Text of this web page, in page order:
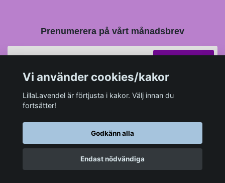
Prenumerera på vårt månadsbrev
© 2026 LillaLavendel.se–Powered by Quickbutik
Vi använder cookies/kakor
LillaLavendel är förtjusta i kakor. Välj innan du
fortsätter!
Godkänn alla
Endast nödvändiga